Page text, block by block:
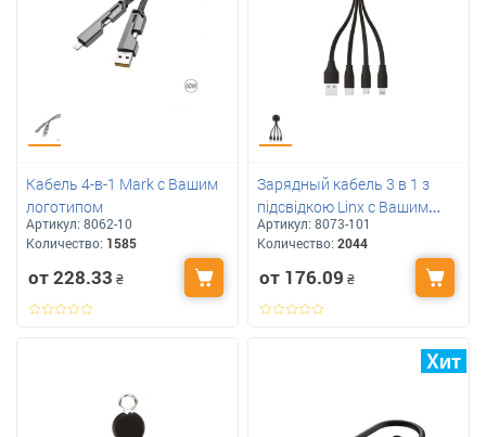
Кабель 4-в-1 Mark с Вашим
логотипом
Артикул: 8062-10
Количество: 1585
от 228.33 ₴
Зарядный кабель 3 в 1 з
підсвідкою Linx с Вашим
логотипом
Артикул:8073-101
Количество:2044
от 176.09 ₴